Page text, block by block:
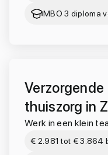
MBO 3 diploma
Verzorgende
thuiszorg in
Werk in een klein
€ 2.981 tot € 3.864